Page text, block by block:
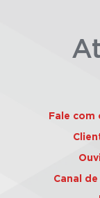
Fale com
Canal de